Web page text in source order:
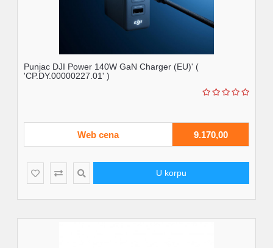
Punjac DJI Power 140W GaN Charger (EU)' (
'CP.DY.00000227.01' )
Web cena 9.170,00
U korpu